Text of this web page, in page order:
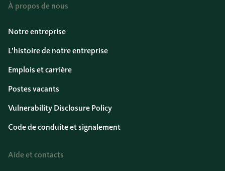
À propos de nous
Notre entreprise
L’histoire de notre entreprise
Emplois et carrière
Postes vacants
Vulnerability Disclosure Policy
Code de conduite et signalement
Aide et contacts